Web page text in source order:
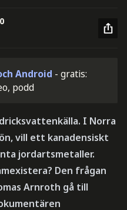
Android - gratis:
podd
I Norra
vill ett kanadensiskt
jordartsmetaller.
Den frågan
Arnroth gå till